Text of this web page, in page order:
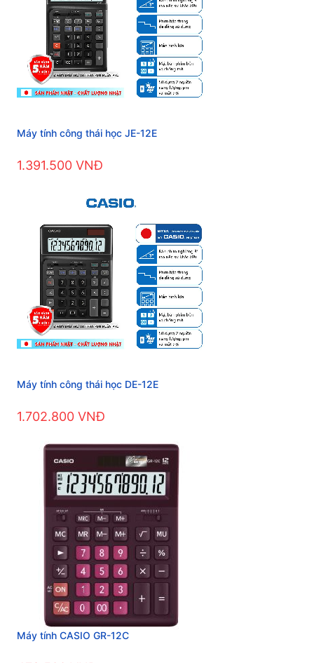
Máy tính công thái học JE-12E
1.391.500 VNĐ
Máy tính công thái học DE-12E
1.702.800 VNĐ
Máy tính CASIO GR-12C